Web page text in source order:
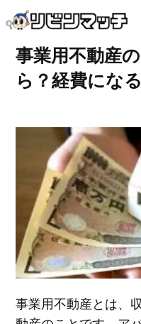
事業用不動産
ら？経費にな
事業用不動産とは、